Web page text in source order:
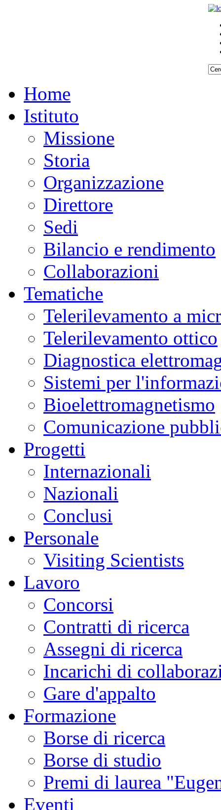
Home
Istituto
Missione
Storia
Organizzazione
Direttore
Sedi
Bilancio e rendimento
Collaborazioni
Tematiche
Telerilevamento a
Telerilevamento ottico
Diagnostica
Sistemi per
Bioelettromagnetismo
Comunicazione
Progetti
Internazionali
Nazionali
Conclusi
Personale
Visiting Scientists
Lavoro
Concorsi
Contratti di ricerca
Assegni di ricerca
Incarichi di
Gare d'appalto
Formazione
Borse di ricerca
Borse di studio
Premi di laurea
Eventi